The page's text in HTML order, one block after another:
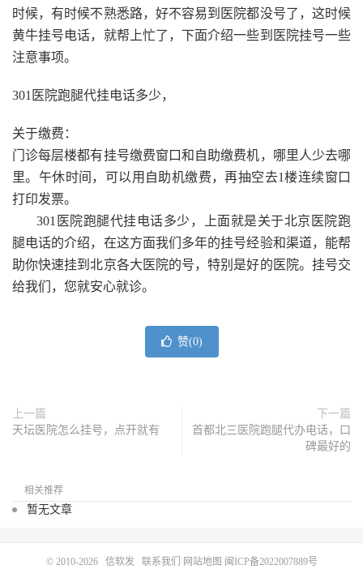
时候，有时候不熟悉路，好不容易到医院都没号了，这时候
黄牛挂号电话，就帮上忙了，下面介绍一些到医院挂号一些
注意事项。
301医院跑腿代挂电话多少，
关于缴费：
门诊每层楼都有挂号缴费窗口和自助缴费机，哪里人少去哪
里。午休时间，可以用自助机缴费，再抽空去1楼连续窗口
打印发票。
301医院跑腿代挂电话多少，上面就是关于北京医院跑
腿电话的介绍，在这方面我们多年的挂号经验和渠道，能帮
助你快速挂到北京各大医院的号，特别是好的医院。挂号交
给我们，您就安心就诊。
赞(0)
上一篇
天坛医院怎么挂号，点开就有
下一篇
首都北三医院跑腿代办电话，口
碑最好的
相关推荐
暂无文章
© 2010-2026 信软发 联系我们 网站地图 闽ICP备2022007889号